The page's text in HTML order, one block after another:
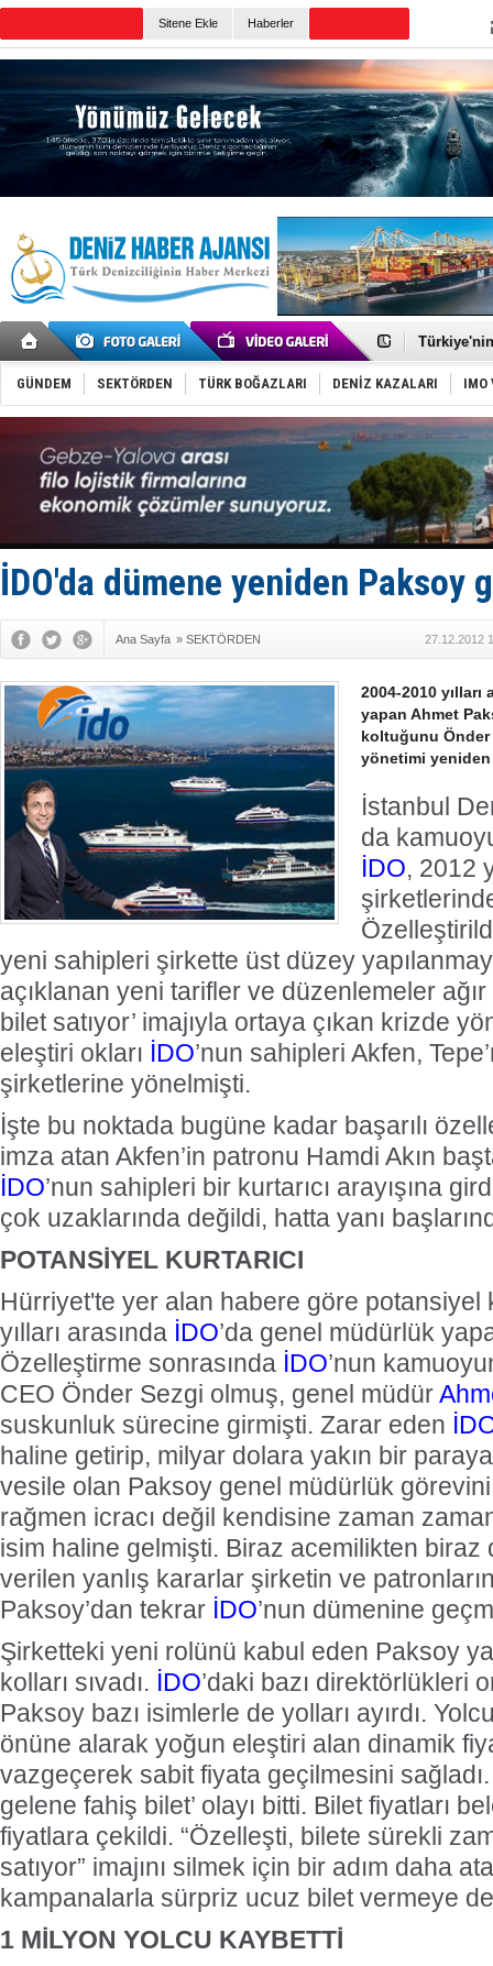
Sitene Ekle Haberler
TÜRKLİM
Dünyanın
Keşfedildi:
D-Marin,
Van’da
ASEAN ilk
TAYK -
İstanbul
İngiliz
GÜNDEM SEKTÖRDEN TÜRK BOĞAZLARI DENİZ KAZALARI IMO
İDO'da dümene yeniden Paksoy
Ana Sayfa » SEKTÖRDEN 27.12.2012
2004-2010 yılları
yapan Ahmet
koltuğunu Önder
yönetimi
İstanbul
da
İDO, 2012
yeni sahipleri şirkette üst düzey
açıklanan yeni tarifler ve düzenlemeler ağır
bilet satıyor’ imajıyla ortaya çıkan krizde
eleştiri okları İDO’nun sahipleri Akfen,
şirketlerine yönelmişti.
İşte bu noktada bugüne kadar başarılı
imza atan Akfen’in patronu Hamdi Akın
İDO’nun sahipleri bir kurtarıcı arayışına
çok uzaklarında değildi, hatta yanı
POTANSİYEL KURTARICI
Hürriyet'te yer alan habere göre potansiyel
yılları arasında İDO’da genel müdürlük
Özelleştirme sonrasında İDO’nun
CEO Önder Sezgi olmuş, genel müdür
suskunluk sürecine girmişti. Zarar eden
haline getirip, milyar dolara yakın bir
vesile olan Paksoy genel müdürlük
rağmen icracı değil kendisine zaman
isim haline gelmişti. Biraz acemilikten biraz
verilen yanlış kararlar şirketin ve patronların
Paksoy’dan tekrar İDO’nun dümenine
Şirketteki yeni rolünü kabul eden Paksoy
kolları sıvadı. İDO’daki bazı direktörlükleri
Paksoy bazı isimlerle de yolları ayırdı.
önüne alarak yoğun eleştiri alan dinamik
vazgeçerek sabit fiyata geçilmesini
gelene fahiş bilet’ olayı bitti. Bilet fiyatları
fiyatlara çekildi. “Özelleşti, bilete sürekli
satıyor” imajını silmek için bir adım daha
kampanalarla sürpriz ucuz bilet vermeye
1 MİLYON YOLCU KAYBETTİ